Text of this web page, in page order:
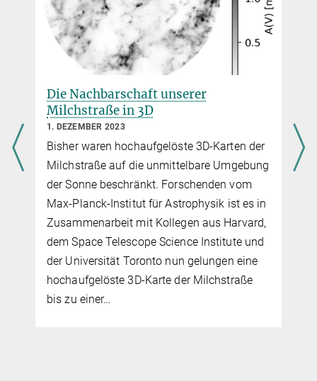
Beschreibung & Software
Beschreibung& Software
Informationsfeldtheorie
Die Nachbarschaft unserer
Milchstraße in 3D
1. DEZEMBER 2023
Bisher waren hochaufgelöste 3D-Karten der
Milchstraße auf die unmittelbare Umgebung
der Sonne beschränkt. Forschenden vom
Max-Planck-Institut für Astrophysik ist es in
Zusammenarbeit mit Kollegen aus Harvard,
dem Space Telescope Science Institute und
der Universität Toronto nun gelungen eine
hochaufgelöste 3D-Karte der Milchstraße
bis zu einer…